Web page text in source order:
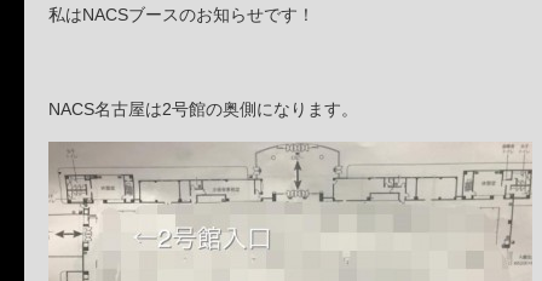
私はNACSブースのお知らせです！
NACS名古屋は2号館の奥側になります。